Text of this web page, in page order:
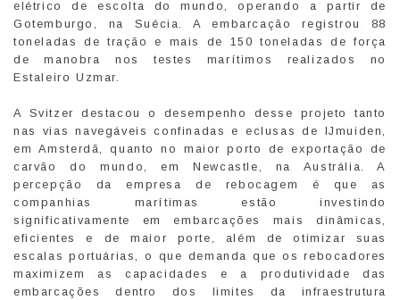
elétrico de escolta do mundo, operando a partir de
Gotemburgo, na Suécia. A embarcação registrou 88
toneladas de tração e mais de 150 toneladas de força
de manobra nos testes marítimos realizados no
Estaleiro Uzmar.
A Svitzer destacou o desempenho desse projeto tanto
nas vias navegáveis confinadas e eclusas de IJmuiden,
em Amsterdã, quanto no maior porto de exportação de
carvão do mundo, em Newcastle, na Austrália. A
percepção da empresa de rebocagem é que as
companhias marítimas estão investindo
significativamente em embarcações mais dinâmicas,
eficientes e de maior porte, além de otimizar suas
escalas portuárias, o que demanda que os rebocadores
maximizem as capacidades e a produtividade das
embarcações dentro dos limites da infraestrutura